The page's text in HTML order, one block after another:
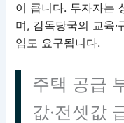
이 큽니다. 투자자는
며, 감독당국의 교육·
임도 요구됩니다.
주택 공급
값·전셋값